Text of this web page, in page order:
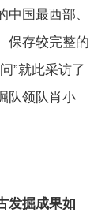
国最西部、
保存较完整的
”就此采访了
队领队肖小
发掘成果如